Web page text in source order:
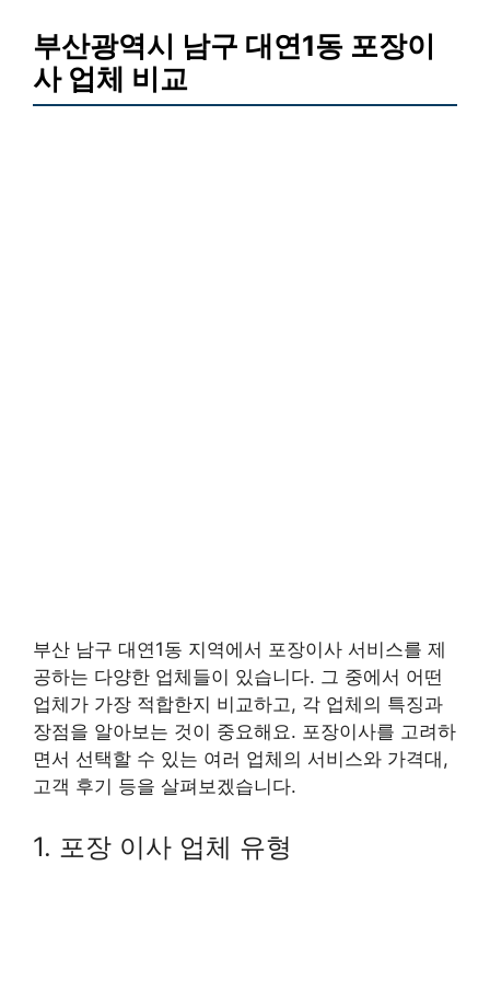
부산광역시 남구 대연1동 포장이
사 업체 비교
부산 남구 대연1동 지역에서 포장이사 서비스를 제
공하는 다양한 업체들이 있습니다. 그 중에서 어떤
업체가 가장 적합한지 비교하고, 각 업체의 특징과
장점을 알아보는 것이 중요해요. 포장이사를 고려하
면서 선택할 수 있는 여러 업체의 서비스와 가격대,
고객 후기 등을 살펴보겠습니다.
1. 포장 이사 업체 유형